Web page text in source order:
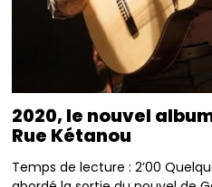
2020, le nouvel
Rue Kétanou
Temps de lecture : 2’00